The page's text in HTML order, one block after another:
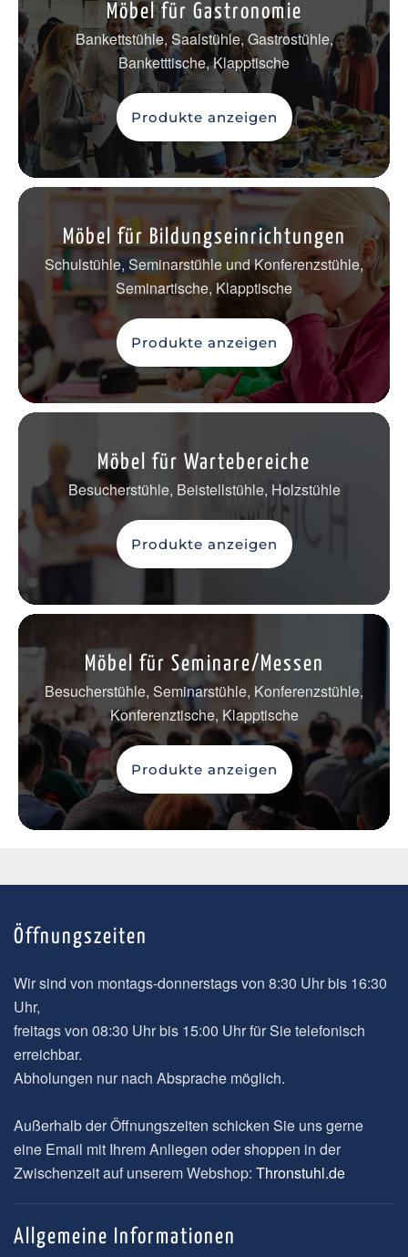
Möbel für Gastronomie
Bankettstühle, Saalstühle, Gastrostühle,
Banketttische, Klapptische
Produkte anzeigen
Möbel für Bildungseinrichtungen
Schulstühle, Seminarstühle und Konferenzstühle,
Seminartische, Klapptische
Produkte anzeigen
Möbel für Wartebereiche
Besucherstühle, Beistellstühle, Holzstühle
Produkte anzeigen
Möbel für Seminare/Messen
Besucherstühle, Seminarstühle, Konferenzstühle,
Konferenztische, Klapptische
Produkte anzeigen
Öffnungszeiten
Wir sind von montags-donnerstags von 8:30 Uhr bis 16:30
Uhr,
freitags von 08:30 Uhr bis 15:00 Uhr für Sie telefonisch
erreichbar.
Abholungen nur nach Absprache möglich.
Außerhalb der Öffnungszeiten schicken Sie uns gerne
eine Email mit Ihrem Anliegen oder shoppen in der
Zwischenzeit auf unserem Webshop: Thronstuhl.de
Allgemeine Informationen